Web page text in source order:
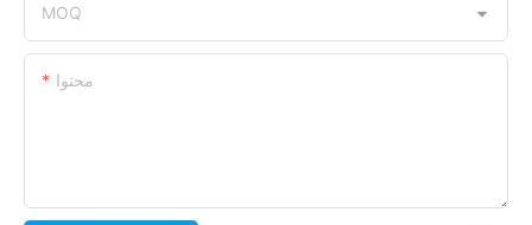
MOQ
محتوا